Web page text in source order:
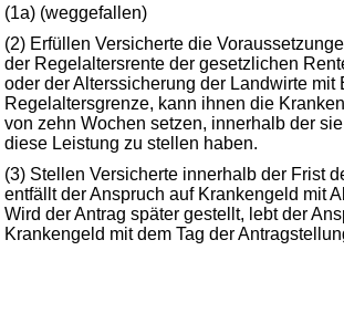
(1a) (weggefallen)
(2) Erfüllen Versicherte die
der Regelaltersrente der gesetzlichen
oder der Alterssicherung der Landwirte mit
Regelaltersgrenze, kann ihnen die
von zehn Wochen setzen, innerhalb der
diese Leistung zu stellen haben.
(3) Stellen Versicherte innerhalb der Frist
entfällt der Anspruch auf Krankengeld mit
Wird der Antrag später gestellt, lebt der
Krankengeld mit dem Tag der